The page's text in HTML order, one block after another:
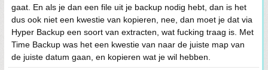
gaat. En als je dan een file uit je backup nodig hebt, dan is het
dus ook niet een kwestie van kopieren, nee, dan moet je dat via
Hyper Backup een soort van extracten, wat fucking traag is. Met
Time Backup was het een kwestie van naar de juiste map van
de juiste datum gaan, en kopieren wat je wil hebben.